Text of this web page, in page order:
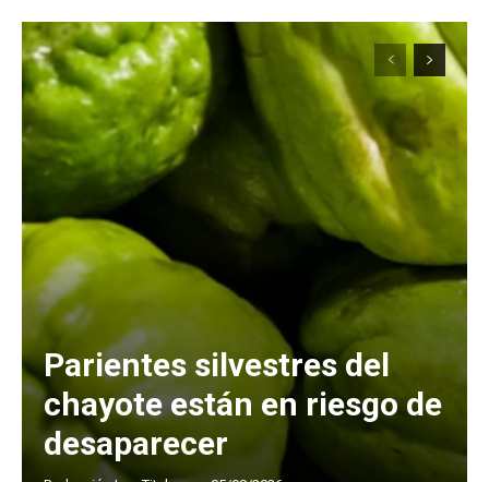
Parientes silvestres del
chayote están en riesgo de
desaparecer